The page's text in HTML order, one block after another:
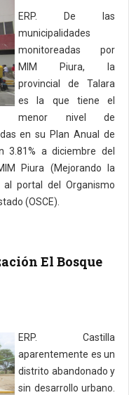
ERP. De las
municipalidades
monitoreadas por
MIM Piura, la
provincial de Talara
es la que tiene el
menor nivel de
en su Plan Anual de
3.81% a diciembre del
Piura (Mejorando la
al portal del Organismo
(OSCE).
El Bosque
ERP. Castilla
aparentemente es un
distrito abandonado y
sin desarrollo urbano.